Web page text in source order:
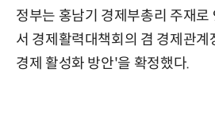
정부는 홍남기 경제부총리 주재로
서 경제활력대책회의 겸 경제관
경제 활성화 방안'을 확정했다.